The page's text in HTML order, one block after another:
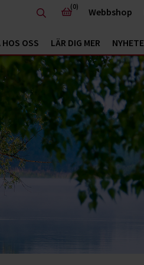
OSS LÄR DIG MER
(0) Webbshop